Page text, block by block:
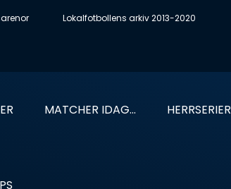
Lokalfotbollens arkiv 2013-2020
MATCHER IDAG... HERRSERIER